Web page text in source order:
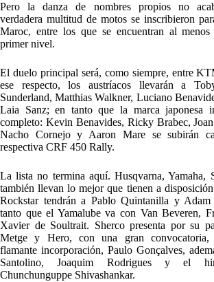
Pero la danza de nombres propios no
verdadera multitud de motos se inscribieron
Maroc, entre los que se encuentran al
primer nivel.
El duelo principal será, como siempre, entre
ese respecto, los austríacos llevarán a
Sunderland, Matthias Walkner, Luciano
Laia Sanz; en tanto que la marca japonesa
completo: Kevin Benavides, Ricky Brabec,
Nacho Cornejo y Aaron Mare se subirán
respectiva CRF 450 Rally.
La lista no termina aquí. Husqvarna, Yamaha,
también llevan lo mejor que tienen a
Rockstar tendrán a Pablo Quintanilla y Adam
tanto que el Yamalube va con Van Beveren,
Xavier de Soultrait. Sherco presenta por su
Metge y Hero, con una gran convocatoria,
flamante incorporación, Paulo Gonçalves,
Santolino, Joaquim Rodrigues y el
Chunchunguppe Shivashankar.